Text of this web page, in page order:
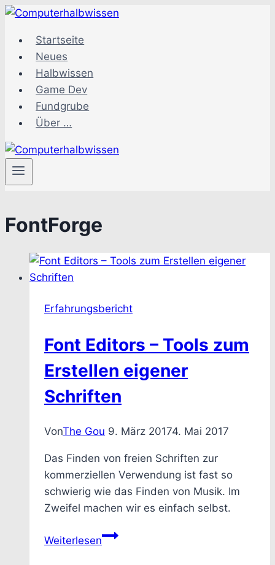
Zum
springenStartseite
Neues
Halbwissen
Game Dev
Fundgrube
Über …
FontForge
Erfahrungsbericht
Font Editors – Tools zum
Erstellen eigener
Schriften
VonThe Gou 9. März 20174. Mai 2017
Das Finden von freien Schriften zur
kommerziellen Verwendung ist fast so
schwierig wie das Finden von Musik. Im
Zweifel machen wir es einfach selbst.
WeiterlesenFont